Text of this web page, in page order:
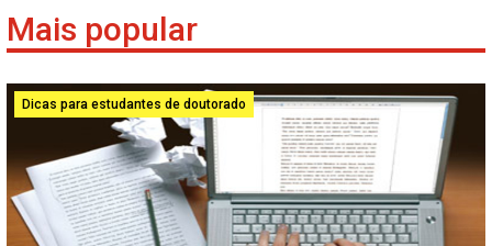
Mais popular
Dicas para estudantes de doutorado